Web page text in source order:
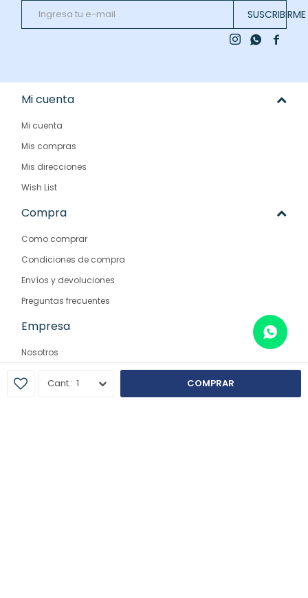
1 COMPRAR
SUSCRIBIRME

 
Mi cuenta
Mi cuenta
Mis compras
Mis direcciones
Wish List
Compra
Como comprar
Condiciones de compra
Envíos y devoluciones
Preguntas frecuentes
Empresa
Nosotros